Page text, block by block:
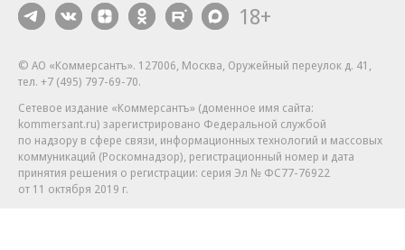
18+
© АО «Коммерсантъ». 127006, Москва, Оружейный переулок д. 41,
тел. +7 (495) 797-69-70.
Сетевое издание «Коммерсантъ» (доменное имя сайта:
kommersant.ru) зарегистрировано Федеральной службой
по надзору в сфере связи, информационных технологий и массовых
коммуникаций (Роскомнадзор), регистрационный номер и дата
принятия решения о регистрации: серия Эл № ФС77-76922
от 11 октября 2019 г.